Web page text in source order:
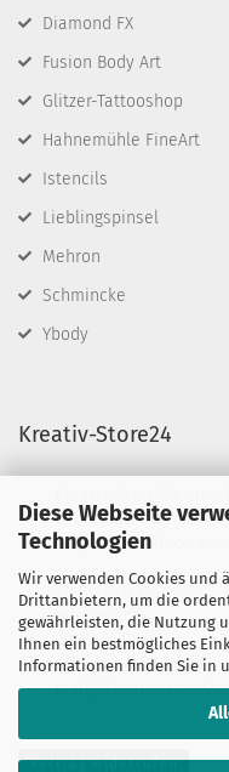
Diese Webseite
Technologien
Wir verwenden Cookies und
Drittanbietern, um die
gewährleisten, die Nutzung
Ihnen ein bestmögliches
Informationen finden Sie in
Diamond FX
Fusion Body Art
Glitzer-Tattooshop
Hahnemühle FineArt
Istencils
Lieblingspinsel
Mehron
Schmincke
Ybody
Kreativ-Store24
Wir führen
BodyArt & Mehron
Sie haben Fragen?
telefonisch:
06132-7389580
oder per mail unter:
mail@kreativ-
Vertrag widerrufen